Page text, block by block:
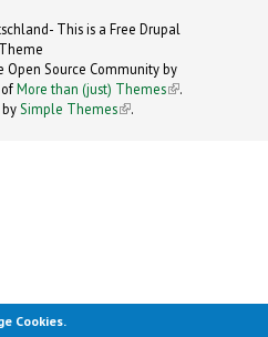
This is a Free Drupal
Theme
Open Source Community by
ofMore than (just) Themes (link is
.
Simple Themes
(link is
.
Cookies.